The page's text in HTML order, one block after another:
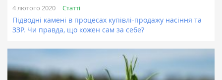
4 лютого 2020 Статті
Підводні камені в процесах купівлі-продажу насіння та
ЗЗР. Чи правда, що кожен сам за себе?